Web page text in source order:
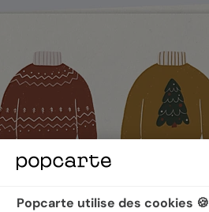
Popcarte utilise des cookies 🍪